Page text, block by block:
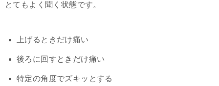
とてもよく聞く状態です。
上げるときだけ痛い
後ろに回すときだけ痛い
特定の角度でズキッとする